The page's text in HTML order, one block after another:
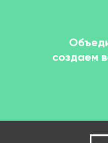
cоздаем